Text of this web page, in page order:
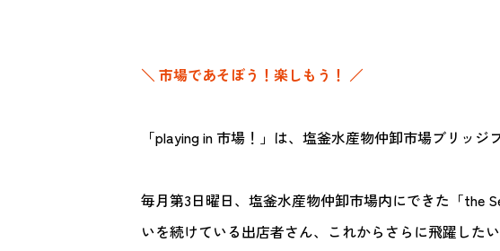
＼ 市場であそぼう！楽しもう！ ／
「playing in 市場！」は、塩釜水産物仲卸市場ブリッ
毎月第3日曜日、塩釜水産物仲卸市場内にできた「the
いを続けている出店者さん、これからさらに飛躍した